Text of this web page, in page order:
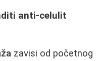
anti-celulit
zavisi od početnog